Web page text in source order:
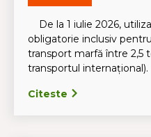
De la 1 iulie 2026,
obligatorie inclusiv
transport marfă între 2,5
transportul
Citeste